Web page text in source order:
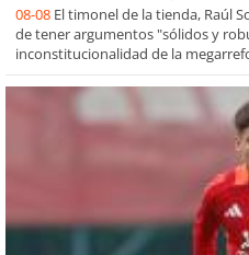
08-08 El timonel de la tienda, Raúl
de tener argumentos "sólidos y
inconstitucionalidad de la